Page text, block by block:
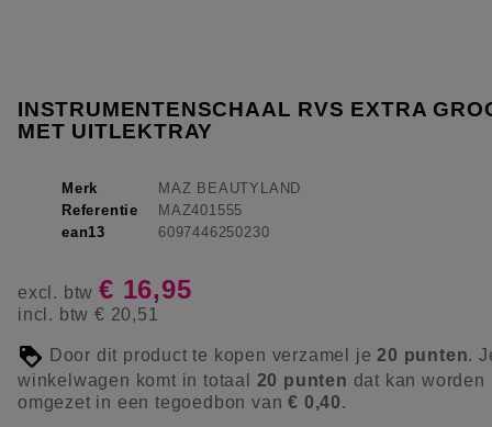
INSTRUMENTENSCHAAL RVS EXTRA
MET UITLEKTRAY
Merk
MAZ BEAUTYLAND
Referentie
MAZ401555
ean13
6097446250230
excl. btw € 16,95
incl. btw € 20,51
Door dit product te kopen verzamel je20 punten.
winkelwagen komt in totaal 20 punten dat kan worden
omgezet in een tegoedbon van€ 0,40.